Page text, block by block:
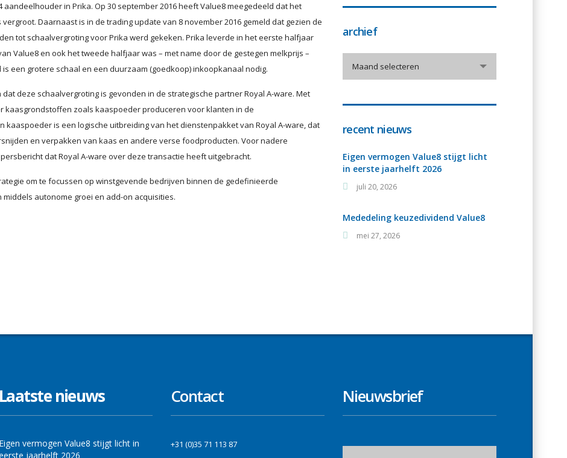
aandeelhouder in Prika. Op 30 september 2016 heeft Value8 meegedeeld dat het
Daarnaast is in de trading update van 8 november 2016 gemeld dat gezien de
tot schaalvergroting voor Prika werd gekeken. Prika leverde in het eerste halfjaar
Value8 en ook het tweede halfjaar was – met name door de gestegen melkprijs –
een grotere schaal en een duurzaam (goedkoop) inkoopkanaal nodig.
deze schaalvergroting is gevonden in de strategische partner Royal A-ware. Met
kaasgrondstoffen zoals kaaspoeder produceren voor klanten in de
is een logische uitbreiding van het dienstenpakket van Royal A-ware, dat
en verpakken van kaas en andere verse foodproducten. Voor nadere
dat Royal A-ware over deze transactie heeft uitgebracht.
om te focussen op winstgevende bedrijven binnen de gedefinieerde
autonome groei en add-on acquisities.
archief
Maand selecteren
recent nieuws
Eigen vermogen Value8 stijgt licht
in eerste jaarhelft 2026
juli 20, 2026
Mededeling keuzedividend Value8
mei 27, 2026
Laatste nieuws
Eigen vermogen Value8 stijgt licht in
jaarhelft 2026
Contact
+31 (0)35 71 113 87
Nieuwsbrief